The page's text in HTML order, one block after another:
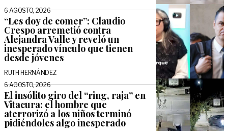
6 AGOSTO, 2026
“Les doy de comer”: Claudio
Crespo arremetió contra
Alejandra Valle y reveló un
inesperado vínculo que tienen
desde jóvenes
RUTH HERNÁNDEZ
6 AGOSTO, 2026
El insólito giro del “ring, raja” en
Vitacura: el hombre que
aterrorizó a los niños terminó
pidiéndoles algo inesperado